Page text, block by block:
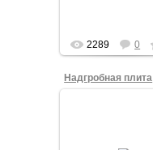
2289 0
Надгробная плита